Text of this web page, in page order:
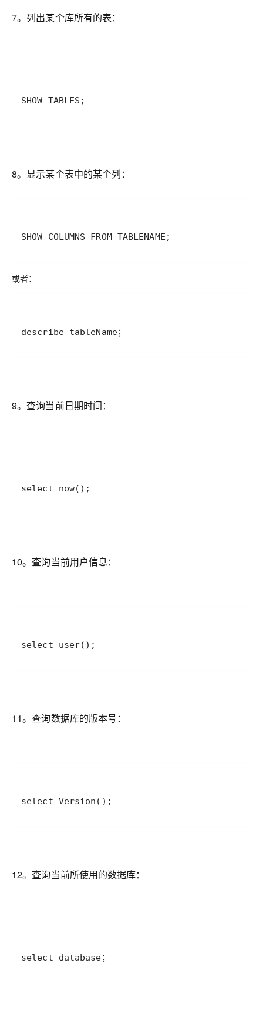
7。列出某个库所有的表：
SHOW TABLES;
8。显示某个表中的某个列：
SHOW COLUMNS FROM TABLENAME;
或者：
describe tableName；
9。查询当前日期时间：
select now();
10。查询当前用户信息：
select user();
11。查询数据库的版本号：
select Version();
12。查询当前所使用的数据库：
select database；